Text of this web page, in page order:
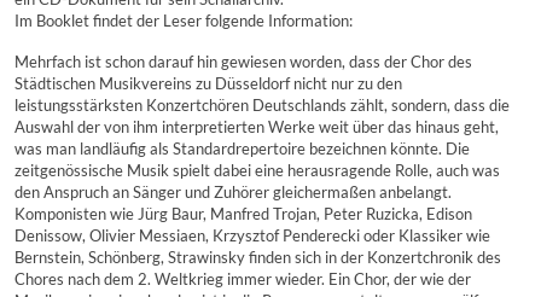
Im Booklet findet der Leser folgende Information:
Mehrfach ist schon darauf hin gewiesen worden, dass der Chor des
Städtischen Musikvereins zu Düsseldorf nicht nur zu den
leistungsstärksten Konzertchören Deutschlands zählt, sondern, dass die
Auswahl der von ihm interpretierten Werke weit über das hinaus geht,
was man landläufig als Standardrepertoire bezeichnen könnte. Die
zeitgenössische Musik spielt dabei eine herausragende Rolle, auch was
den Anspruch an Sänger und Zuhörer gleichermaßen anbelangt.
Komponisten wie Jürg Baur, Manfred Trojan, Peter Ruzicka, Edison
Denissow, Olivier Messiaen, Krzysztof Penderecki oder Klassiker wie
Bernstein, Schönberg, Strawinsky finden sich in der Konzertchronik des
Chores nach dem 2. Weltkrieg immer wieder. Ein Chor, der wie der